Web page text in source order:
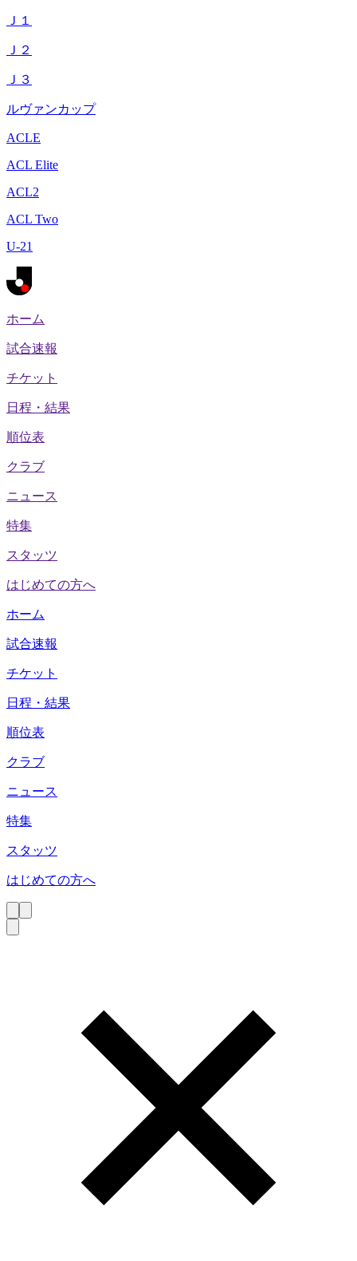
Ｊ１
Ｊ２
Ｊ３
ルヴァンカップ
ACLE
ACL Elite
ACL2
ACL Two
U-21
ホーム
試合速報
チケット
日程・結果
順位表
クラブ
ニュース
特集
スタッツ
はじめての方へ
ホーム
試合速報
チケット
日程・結果
順位表
クラブ
ニュース
特集
スタッツ
はじめての方へ